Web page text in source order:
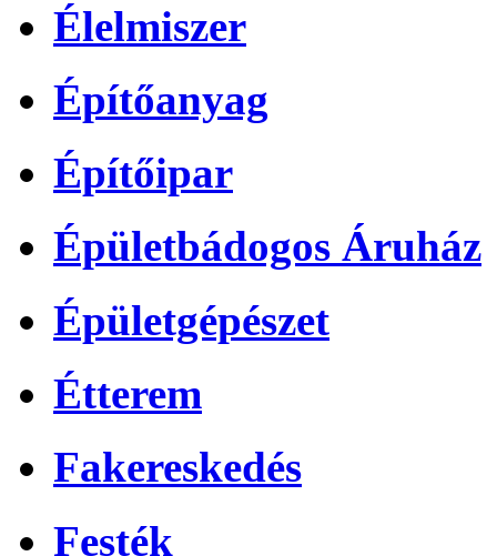
Élelmiszer
Építőanyag
Építőipar
Épületbádogos Áruház
Épületgépészet
Étterem
Fakereskedés
Festék